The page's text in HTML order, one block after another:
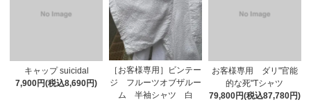
キャップ suicidal
7,900円(税込8,690円)
［お客様専用］ビンテー
ジ フルーツオブザルー
ム 半袖シャツ 白
お客様専用 ダリ"官能
的な死"Tシャツ
79,800円(税込87,780円)